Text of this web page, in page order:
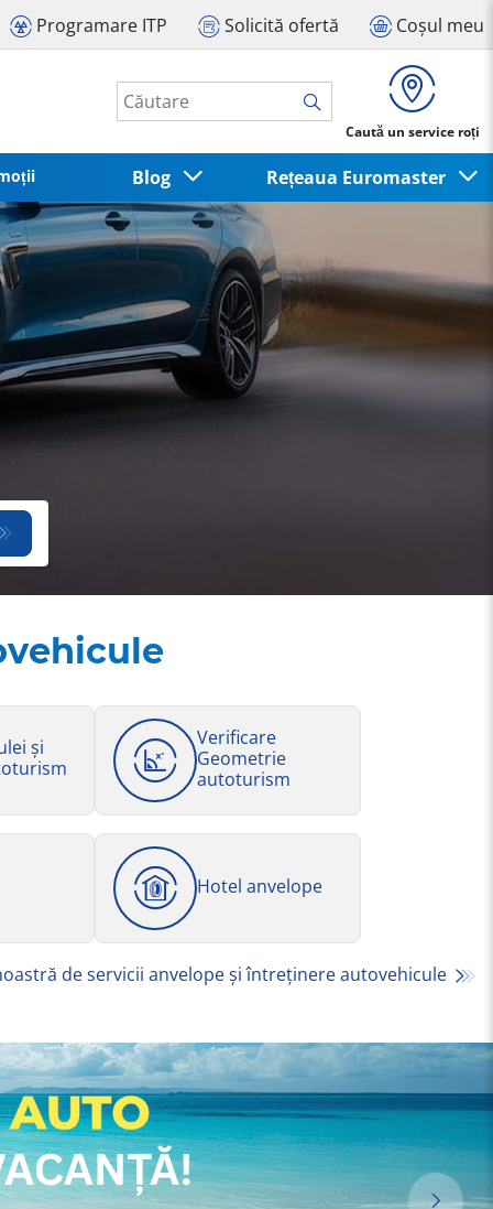
Programare ITP Solicită ofertă Coșul meu
Caută un service roți
Blog Rețeaua Euromaster
și
Verificare
Geometrie
autoturism
Hotel anvelope
de servicii anvelope și întreținere autovehicule